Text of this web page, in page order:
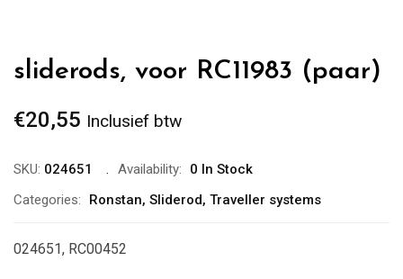
sliderods, voor RC11983 (paar)
€20,55 Inclusief btw
SKU: 024651 Availability:
0 In Stock
Categories:
Ronstan, Sliderod, Traveller systems
024651, RC00452